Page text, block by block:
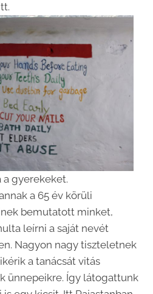
a gyerekeket.
a 65 év körüli
bemutatott minket,
leírni a saját nevét
Nagyon nagy tiszteletnek
a tanácsát vitás
ünnepeikre. Így látogattunk